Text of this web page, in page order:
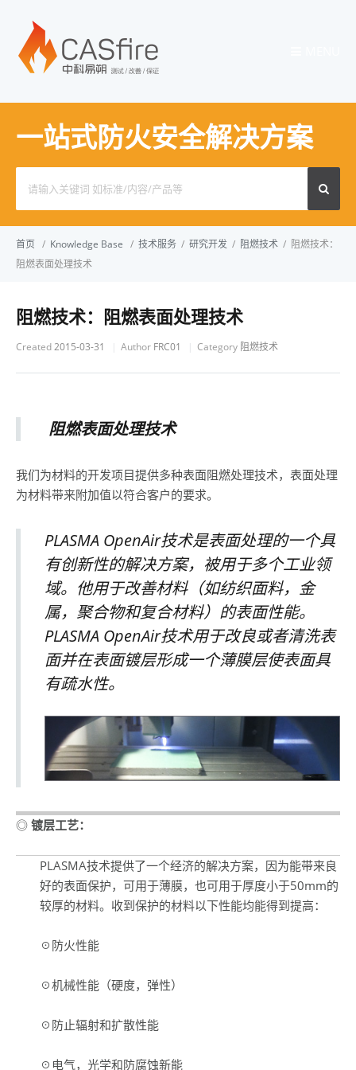
一站式防火安全解决方案
for:
首页 / Knowledge Base / 技术服务 / 研究开发 / 阻燃技术 / 阻燃技术：
阻燃表面处理技术
阻燃技术：阻燃表面处理技术
Created2015-03-31 Author FRC01 Category 阻燃技术
阻燃表面处理技术
我们为材料的开发项目提供多种表面阻燃处理技术，表面处理
为材料带来附加值以符合客户的要求。
PLASMA OpenAir技术是表面处理的一个具
有创新性的解决方案，被用于多个工业领
域。他用于改善材料（如纺织面料，金
属，聚合物和复合材料）的表面性能。
PLASMA OpenAir技术用于改良或者清洗表
面并在表面镀层形成一个薄膜层使表面具
有疏水性。
◎ 镀层工艺：
PLASMA技术提供了一个经济的解决方案，因为能带来良
好的表面保护，可用于薄膜，也可用于厚度小于50mm的
较厚的材料。收到保护的材料以下性能均能得到提高：
☉防火性能
☉机械性能（硬度，弹性）
☉防止辐射和扩散性能
☉电气，光学和防腐蚀新能